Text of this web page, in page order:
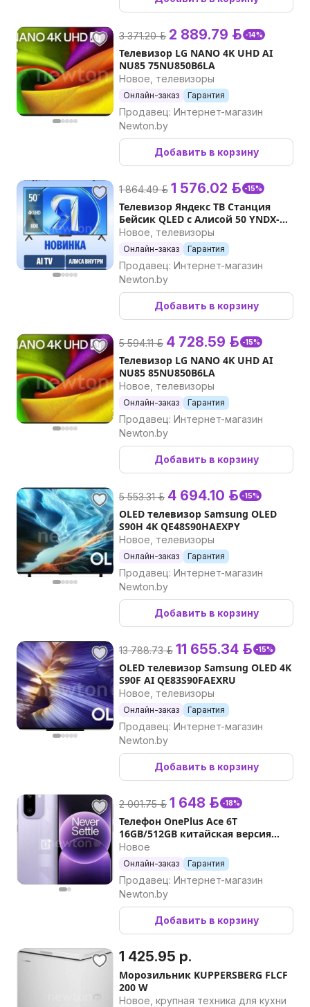
3 371.20 р. 2 889.79 р. -14%
Телевизор LG NANO 4K UHD AI
NU85 75NU850B6LA
Новое, телевизоры
Онлайн-заказ Гарантия
Продавец: Интернет-магазин
Newton.by
Добавить в корзину
1 864.49 р. 1 576.02 р. -15%
Телевизор Яндекс ТВ Станция
Бейсик QLED с Алисой 50 YNDX-
00079B
Новое, телевизоры
Онлайн-заказ Гарантия
Продавец: Интернет-магазин
Newton.by
Добавить в корзину
5 594.11 р. 4 728.59 р. -15%
Телевизор LG NANO 4K UHD AI
NU85 85NU850B6LA
Новое, телевизоры
Онлайн-заказ Гарантия
Продавец: Интернет-магазин
Newton.by
Добавить в корзину
5 553.31 р. 4 694.10 р. -15%
OLED телевизор Samsung OLED
S90H 4K QE48S90HAEXPY
Новое, телевизоры
Онлайн-заказ Гарантия
Продавец: Интернет-магазин
Newton.by
Добавить в корзину
13 788.73 р. 11 655.34 р. -15%
OLED телевизор Samsung OLED 4K
S90F AI QE83S90FAEXRU
Новое, телевизоры
Онлайн-заказ Гарантия
Продавец: Интернет-магазин
Newton.by
Добавить в корзину
2 001.75 р. 1 648 р. -18%
Телефон OnePlus Ace 6T
16GB/512GB китайская версия
(неоновый пурпур)
Новое
Онлайн-заказ Гарантия
Продавец: Интернет-магазин
Newton.by
Добавить в корзину
1 425.95 р.
Морозильник KUPPERSBERG FLCF
200 W
Новое, крупная техника для кухни